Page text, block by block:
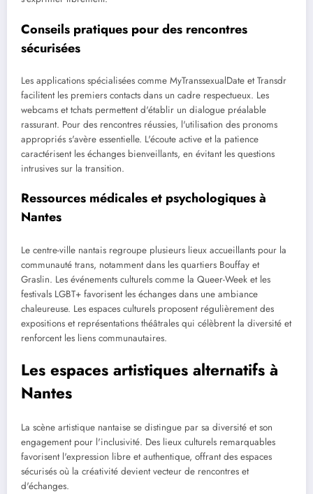
Conseils pratiques pour des rencontres
sécurisées
Les applications spécialisées comme MyTranssexualDate et Transdr
facilitent les premiers contacts dans un cadre respectueux. Les
webcams et tchats permettent d'établir un dialogue préalable
rassurant. Pour des rencontres réussies, l'utilisation des pronoms
appropriés s'avère essentielle. L'écoute active et la patience
caractérisent les échanges bienveillants, en évitant les questions
intrusives sur la transition.
Ressources médicales et psychologiques à
Nantes
Le centre-ville nantais regroupe plusieurs lieux accueillants pour la
communauté trans, notamment dans les quartiers Bouffay et
Graslin. Les événements culturels comme la Queer-Week et les
festivals LGBT+ favorisent les échanges dans une ambiance
chaleureuse. Les espaces culturels proposent régulièrement des
expositions et représentations théâtrales qui célèbrent la diversité et
renforcent les liens communautaires.
Les espaces artistiques alternatifs à
Nantes
La scène artistique nantaise se distingue par sa diversité et son
engagement pour l'inclusivité. Des lieux culturels remarquables
favorisent l'expression libre et authentique, offrant des espaces
sécurisés où la créativité devient vecteur de rencontres et
d'échanges.